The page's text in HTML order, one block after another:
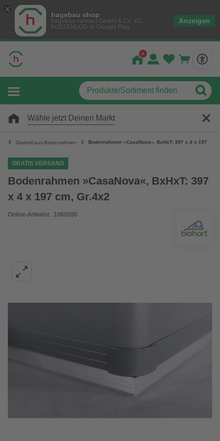
hagebau shop
hagebau connect GmbH & Co. KG
KOSTENLOS- In Google Play
Anzeigen
Wähle jetzt Deinen Markt
Gartenhaus-Bodenrahmen Bodenrahmen »CasaNova«, BxHxT: 397 x 4 x 197 cm,
GRATIS VERSAND
Bodenrahmen »CasaNova«, BxHxT: 397
x 4 x 197 cm, Gr.4x2
Online-Artikelnr.: 1060090